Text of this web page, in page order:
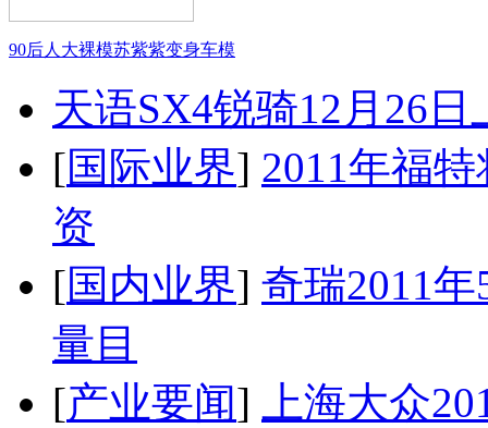
90后人大裸模苏紫紫变身车模
天语SX4锐骑12月26
[国际业界] 2011年福
资
[国内业界] 奇瑞2011
量目
[产业要闻]
上海大众